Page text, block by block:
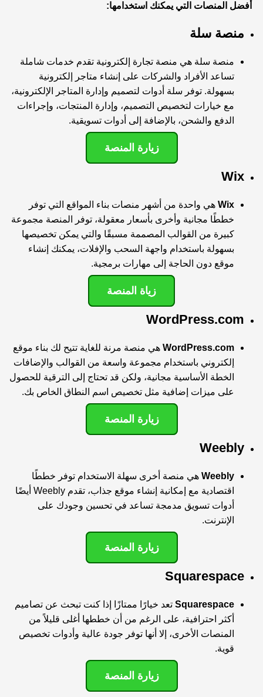
أفضل المنصات التي يمكنك استخدامها:
منصة سلة
منصة سلة هي منصة تجارة إلكترونية تقدم خدمات شاملة
تساعد الأفراد والشركات على إنشاء متاجر إلكترونية
بسهولة. توفر سلة أدوات لتصميم وإدارة المتاجر الإلكترونية،
مع خيارات لتخصيص التصميم، وإدارة المنتجات، وإجراءات
الدفع والشحن، بالإضافة إلى أدوات تسويقية.
زيارة المنصة
Wix
Wix هي واحدة من أشهر منصات بناء المواقع التي توفر
خططًا مجانية وأخرى بأسعار معقولة، توفر المنصة مجموعة
كبيرة من القوالب المصممة مسبقًا والتي يمكن تخصيصها
بسهولة باستخدام واجهة السحب والإفلات، يمكنك إنشاء
موقع دون الحاجة إلى مهارات برمجية.
زياة المنصة
WordPress.com
WordPress.com هي منصة مرنة للغاية تتيح لك بناء موقع
إلكتروني باستخدام مجموعة واسعة من القوالب والإضافات
الخطة الأساسية مجانية، ولكن قد تحتاج إلى الترقية للحصول
على ميزات إضافية مثل تخصيص اسم النطاق الخاص بك.
زيارة المنصة
Weebly
Weebly هي منصة أخرى سهلة الاستخدام توفر خططًا
اقتصادية مع إمكانية إنشاء موقع جذاب، تقدم Weebly أيضًا
أدوات تسويق مدمجة تساعد في تحسين وجودك على
الإنترنت.
زيارة المنصة
Squarespace
Squarespace تعد خيارًا ممتازًا إذا كنت تبحث عن تصاميم
أكثر احترافية، على الرغم من أن خططها أغلى قليلاً من
المنصات الأخرى، إلا أنها توفر جودة عالية وأدوات تخصيص
قوية.
زيارة المنصة